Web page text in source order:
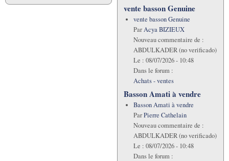
vente basson Genuine
vente basson Genuine
ParAcya BIZIEUX
Nouveau commentaire de :
ABDULKADER (no verificado)
Le : 08/07/2026 - 10:48
Dans le forum :
Achats - ventes
Basson Amati à vendre
Basson Amati à vendre
ParPierre Cathelain
Nouveau commentaire de :
ABDULKADER (no verificado)
Le : 08/07/2026 - 10:48
Dans le forum :